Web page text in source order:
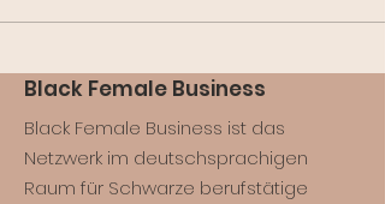
Black Female Business
Black Female Business ist das
Netzwerk im deutschsprachigen
Raum für Schwarze berufstätige